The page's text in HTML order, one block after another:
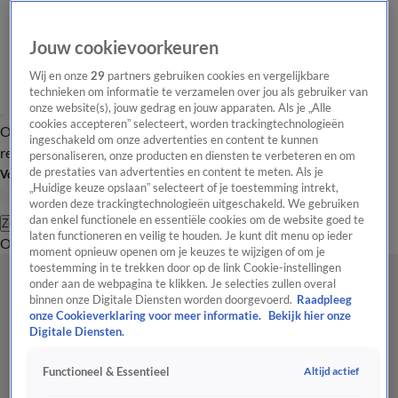
Overzicht Laatste nieuws Regionieuws Het beste van Hart
Tip de
redactie
Volg Hart van Nederland
Zoeken
OverzichtRegioUitzendingenWeerTip de redactiePanelVideo's
Jouw cookievoorkeuren
Wij en onze29 partners gebruiken cookies en vergelijkbare
technieken om informatie te verzamelen over jou als gebruiker van
onze website(s), jouw gedrag en jouw apparaten. Als je „Alle
cookies accepteren” selecteert, worden trackingtechnologieën
ingeschakeld om onze advertenties en content te kunnen
personaliseren, onze producten en diensten te verbeteren en om
de prestaties van advertenties en content te meten. Als je
„Huidige keuze opslaan” selecteert of je toestemming intrekt,
worden deze trackingtechnologieën uitgeschakeld. We gebruiken
dan enkel functionele en essentiële cookies om de website goed te
laten functioneren en veilig te houden. Je kunt dit menu op ieder
moment opnieuw openen om je keuzes te wijzigen of om je
toestemming in te trekken door op de link Cookie-instellingen
onder aan de webpagina te klikken. Je selecties zullen overal
binnen onze Digitale Diensten worden doorgevoerd. Raadpleeg
onze Cookieverklaring voor meer informatie.
Bekijk hier onze
Digitale Diensten.
Functioneel & Essentieel Altijd actief